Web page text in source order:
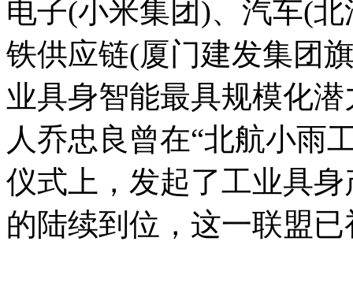
电子(小米集团)、汽车(
铁供应链(厦门建发集团
业具身智能最具规模化
人乔忠良曾在“北航小雨
仪式上，发起了工业具
的陆续到位，这一联盟